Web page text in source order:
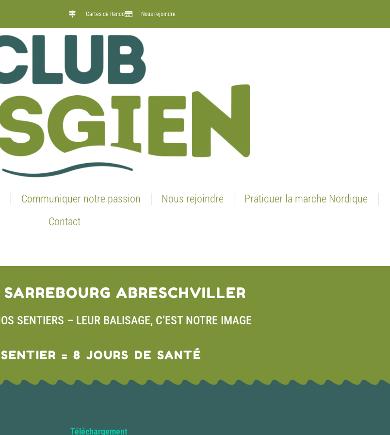
Cartes de Rando Nous rejoindre
Communiquer notre passion Nous rejoindre
Pratiquer la marche Nordique
Contact
ABRESCHVILLER
SENTIERS – LEUR BALISAGE, C’EST NOTRE IMAGE
= 8 JOURS DE SANTÉ
Téléchargement